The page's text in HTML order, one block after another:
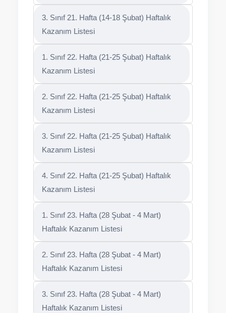
3. Sınıf 21. Hafta (14-18 Şubat) Haftalık
Kazanım Listesi
1. Sınıf 22. Hafta (21-25 Şubat) Haftalık
Kazanım Listesi
2. Sınıf 22. Hafta (21-25 Şubat) Haftalık
Kazanım Listesi
3. Sınıf 22. Hafta (21-25 Şubat) Haftalık
Kazanım Listesi
4. Sınıf 22. Hafta (21-25 Şubat) Haftalık
Kazanım Listesi
1. Sınıf 23. Hafta (28 Şubat - 4 Mart)
Haftalık Kazanım Listesi
2. Sınıf 23. Hafta (28 Şubat - 4 Mart)
Haftalık Kazanım Listesi
3. Sınıf 23. Hafta (28 Şubat - 4 Mart)
Haftalık Kazanım Listesi